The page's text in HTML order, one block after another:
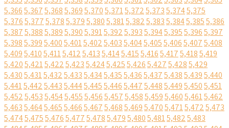
5,3665,3675,3685,3695,3705,3715,3725,3735,3745,375
5,3765,3775,3785,3795,3805,3815,3825,3835,3845,3855,386
5,3875,3885,3895,3905,3915,3925,3935,3945,3955,3965,397
5,3985,3995,4005,4015,4025,4035,4045,4055,4065,4075,408
5,4095,4105,4115,4125,4135,4145,4155,4165,4175,4185,419
5,4205,4215,4225,4235,4245,4255,4265,4275,4285,429
5,4305,4315,4325,4335,4345,4355,4365,4375,4385,4395,440
5,4415,4425,4435,4445,4455,4465,4475,4485,4495,4505,451
5,4525,4535,4545,4555,4565,4575,4585,4595,4605,4615,462
5,4635,4645,4655,4665,4675,4685,4695,4705,4715,4725,473
5,4745,4755,4765,4775,4785,4795,4805,4815,4825,483